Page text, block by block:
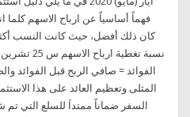
فهماً أساسياً عن ارباح الاسهم كلما
كان ذلك أفضل، حيث كانت النسب
الفوائد = صافي الربح قبل الفوائد
المثلى وتعظيم العائد على هذا
السفر ضماناً ممتداَ للسلع التي تم